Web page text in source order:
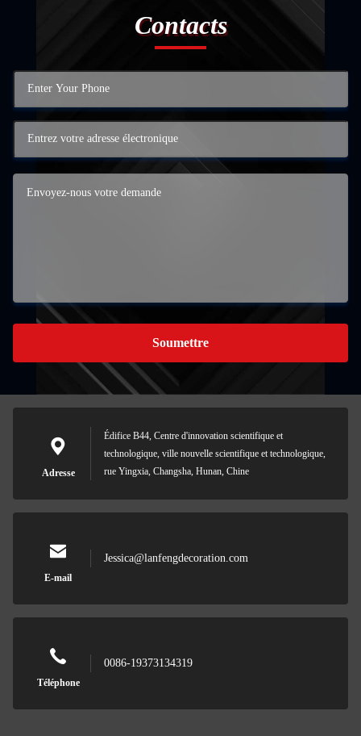
Contacts
Soumettre
Adresse
Édifice B44, Centre d'innovation scientifique et
technologique, ville nouvelle scientifique et technologique,
rue Yingxia, Changsha, Hunan, Chine
E-mail
Jessica@lanfengdecoration.com
Téléphone
0086-19373134319